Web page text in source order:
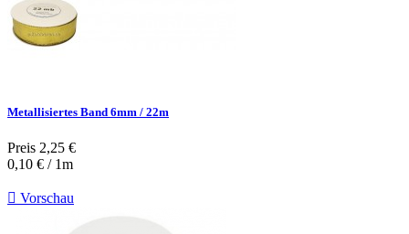
Metallisiertes Band 6mm / 22m
Preis 2,25 €
0,10 € / 1m
 Vorschau